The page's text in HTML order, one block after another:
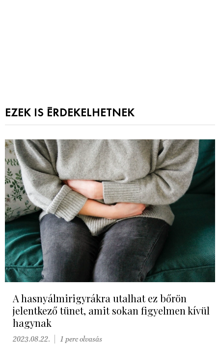
EZEK IS ÉRDEKELHETNEK
A hasnyálmirigyrákra utalhat ez bőrön
jelentkező tünet, amit sokan figyelmen kívül
hagynak
2023.08.22. 1 perc olvasás